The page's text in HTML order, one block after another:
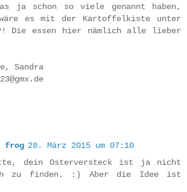
ja schon so viele genannt haben,
es mit der Kartoffelkiste unter
Die essen hier nämlich alle lieber
Sandra
frog 28. März 2015 um 07:10
dein Osterversteck ist ja nicht
zu finden. :) Aber die Idee ist